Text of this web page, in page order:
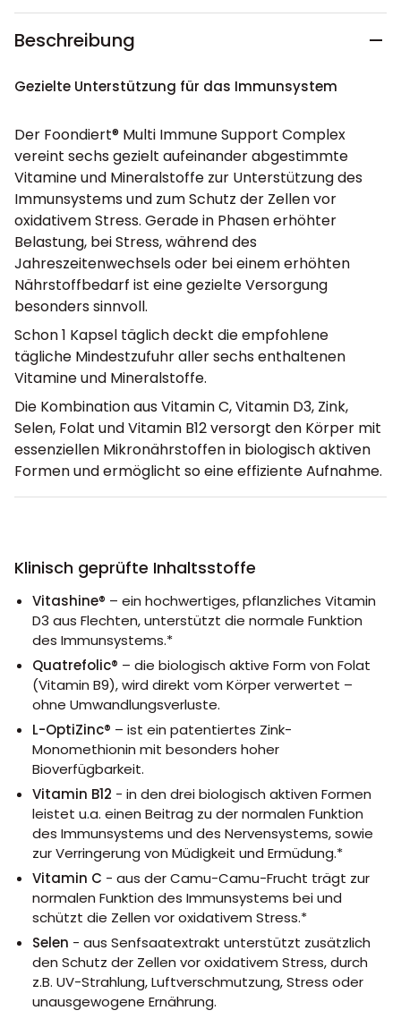
Beschreibung
Gezielte Unterstützung für das Immunsystem
Der Foondiert® Multi Immune Support Complex
vereint sechs gezielt aufeinander abgestimmte
Vitamine und Mineralstoffe zur Unterstützung des
Immunsystems und zum Schutz der Zellen vor
oxidativem Stress. Gerade in Phasen erhöhter
Belastung, bei Stress, während des
Jahreszeitenwechsels oder bei einem erhöhten
Nährstoffbedarf ist eine gezielte Versorgung
besonders sinnvoll.
Schon 1 Kapsel täglich deckt die empfohlene
tägliche Mindestzufuhr aller sechs enthaltenen
Vitamine und Mineralstoffe.
Die Kombination aus Vitamin C, Vitamin D3, Zink,
Selen, Folat und Vitamin B12 versorgt den Körper mit
essenziellen Mikronährstoffen in biologisch aktiven
Formen und ermöglicht so eine effiziente Aufnahme.
Klinisch geprüfte Inhaltsstoffe
Vitashine® – ein hochwertiges, pflanzliches Vitamin
D3 aus Flechten, unterstützt die normale Funktion
des Immunsystems.*
Quatrefolic® – die biologisch aktive Form von Folat
(Vitamin B9), wird direkt vom Körper verwertet –
ohne Umwandlungsverluste.
L-OptiZinc® – ist ein patentiertes Zink-
Monomethionin mit besonders hoher
Bioverfügbarkeit.
Vitamin B12 - in den drei biologisch aktiven Formen
leistet u.a. einen Beitrag zu der normalen Funktion
des Immunsystems und des Nervensystems, sowie
zur Verringerung von Müdigkeit und Ermüdung.*
Vitamin C - aus der Camu-Camu-Frucht trägt zur
normalen Funktion des Immunsystems bei und
schützt die Zellen vor oxidativem Stress.*
Selen - aus Senfsaatextrakt unterstützt zusätzlich
den Schutz der Zellen vor oxidativem Stress, durch
z.B. UV-Strahlung, Luftverschmutzung, Stress oder
unausgewogene Ernährung.